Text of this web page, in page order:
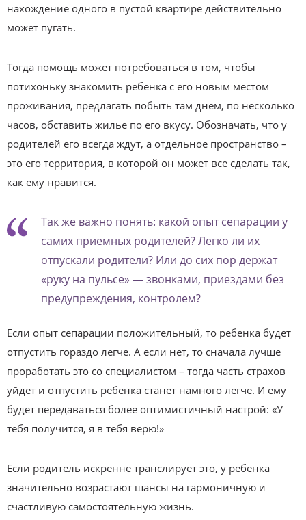
нахождение одного в пустой квартире действительно
может пугать.
Тогда помощь может потребоваться в том, чтобы
потихоньку знакомить ребенка с его новым местом
проживания, предлагать побыть там днем, по несколько
часов, обставить жилье по его вкусу. Обозначать, что у
родителей его всегда ждут, а отдельное пространство –
это его территория, в которой он может все сделать так,
как ему нравится.
Так же важно понять: какой опыт сепарации у
самих приемных родителей? Легко ли их
отпускали родители? Или до сих пор держат
«руку на пульсе» — звонками, приездами без
предупреждения, контролем?
Если опыт сепарации положительный, то ребенка будет
отпустить гораздо легче. А если нет, то сначала лучше
проработать это со специалистом – тогда часть страхов
уйдет и отпустить ребенка станет намного легче. И ему
будет передаваться более оптимистичный настрой: «У
тебя получится, я в тебя верю!»
Если родитель искренне транслирует это, у ребенка
значительно возрастают шансы на гармоничную и
счастливую самостоятельную жизнь.